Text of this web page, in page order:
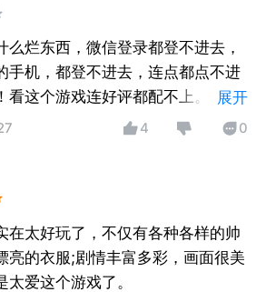
么烂东西，微信登录都登不进去，
手机，都登不进去，连点都点不进
看这个游戏连好评都配不上。，，
上。
展开
4 0
在太好玩了，不仅有各种各样的帅
亮的衣服;剧情丰富多彩，画面很美
太爱这个游戏了。